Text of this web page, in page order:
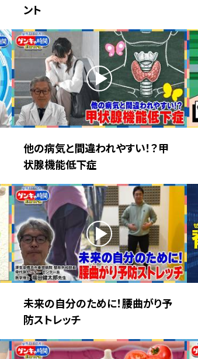
ント
他の病気と間違われやすい！？甲
状腺機能低下症
未来の自分のために！腰曲がり予
防ストレッチ